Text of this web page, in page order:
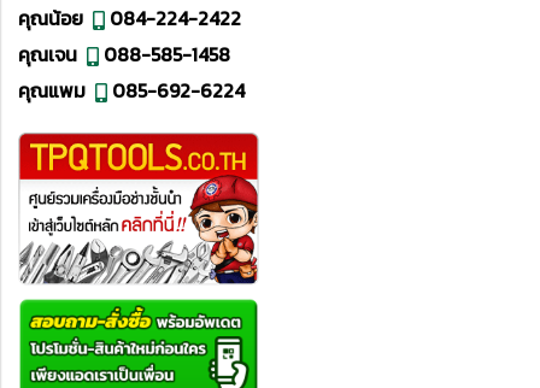
คุณน้อย
084-224-2422
คุณเจน
088-585-1458
คุณแพม
085-692-6224